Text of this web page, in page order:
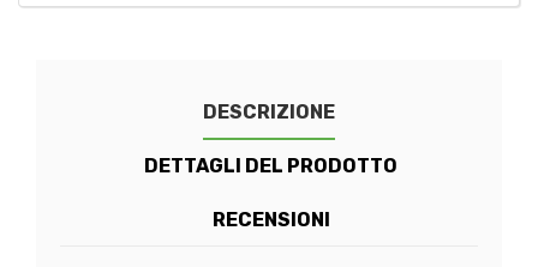
DESCRIZIONE
DETTAGLI DEL PRODOTTO
RECENSIONI